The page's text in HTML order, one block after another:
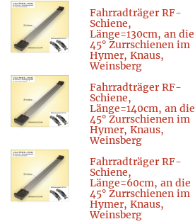
Fahrradträger RF-
Schiene,
Länge=130cm, an die
45° Zurrschienen im
Hymer, Knaus,
Weinsberg
Fahrradträger RF-
Schiene,
Länge=140cm, an die
45° Zurrschienen im
Hymer, Knaus,
Weinsberg
Fahrradträger RF-
Schiene,
Länge=60cm, an die
45° Zurrschienen im
Hymer, Knaus,
Weinsberg